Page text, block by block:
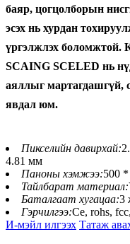
баяр, цогцолборын
эсэх нь хурдан
үргэлжлэх боломжтой.
SCAING SCELED нь
аяллыг мартагдашгүй,
явдал юм.
Пикселийн давирхай:
4.81 мм
Паноны хэмжээ:500
Тайлбарат материал:
Баталгаат хугацаа:3
Гэрчилгээ:Ce, rohs,
И-мэйл илгээх Татаж